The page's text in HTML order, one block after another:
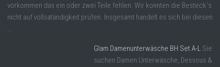
vorkommen das ein oder zwei Teile fehlen. Wir konnten die Besteck´s
nicht auf vollsatändigkeit prüfen. Insgesamt handelt es sich bei diesen
...
Glam Damenunterwäsche BH Set A-L Sie
suchen Damen Unterwäsche, Dessous &